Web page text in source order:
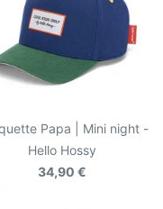
Papa | Mini night -
Hello Hossy
34,90 €